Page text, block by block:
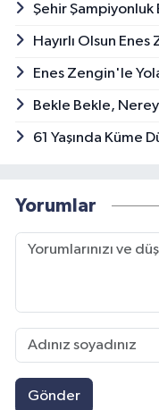
Şehir Şampiyonluk
Hayırlı Olsun Enes
Enes Zengin'le
Bekle Bekle,
61 Yaşında Küme
Yorumlar
Gönder